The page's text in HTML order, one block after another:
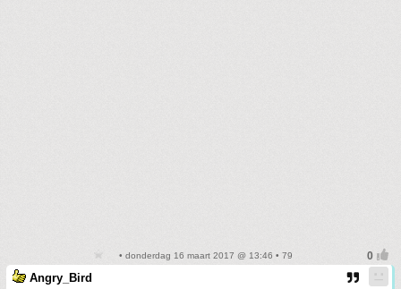
• donderdag 16 maart 2017 @ 13:46 • 79
Angry_Bird